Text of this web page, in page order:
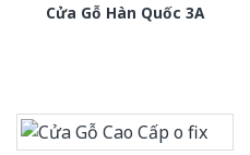
Cửa Gỗ Hàn Quốc 3A